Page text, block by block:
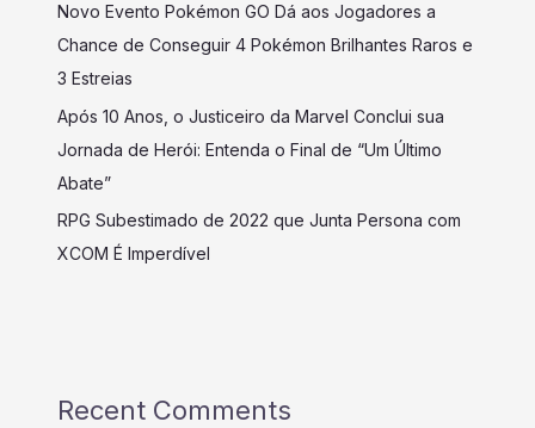
Novo Evento Pokémon GO Dá aos Jogadores a
Chance de Conseguir 4 Pokémon Brilhantes Raros e
3 Estreias
Após 10 Anos, o Justiceiro da Marvel Conclui sua
Jornada de Herói: Entenda o Final de “Um Último
Abate”
RPG Subestimado de 2022 que Junta Persona com
XCOM É Imperdível
Recent Comments